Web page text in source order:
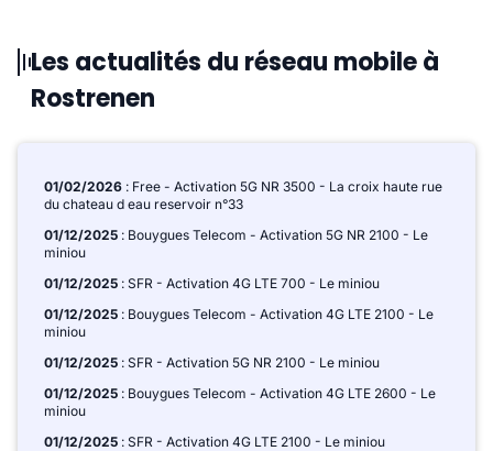
Les actualités du réseau mobile à
Rostrenen
01/02/2026 : Free - Activation 5G NR 3500 - La croix haute rue
du chateau d eau reservoir n°33
01/12/2025 : Bouygues Telecom - Activation 5G NR 2100 - Le
miniou
01/12/2025 : SFR - Activation 4G LTE 700 - Le miniou
01/12/2025 : Bouygues Telecom - Activation 4G LTE 2100 - Le
miniou
01/12/2025 : SFR - Activation 5G NR 2100 - Le miniou
01/12/2025 : Bouygues Telecom - Activation 4G LTE 2600 - Le
miniou
01/12/2025 : SFR - Activation 4G LTE 2100 - Le miniou